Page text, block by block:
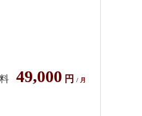
49,000 円 / 月